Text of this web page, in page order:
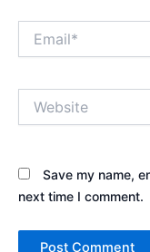
Save my name,
next time I comment.